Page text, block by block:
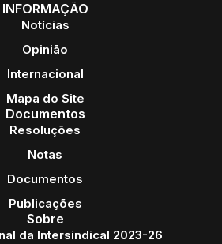
INFORMAÇÃO
Notícias
Opinião
Internacional
Mapa do Site
Documentos
Resoluções
Notas
Documentos
Publicações
Sobre
da Intersindical 2023-26